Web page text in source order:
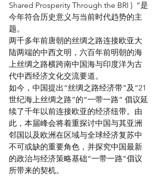
Shared Prosperity Through the BRI )  ”是
今年符合历史意义与当前时代趋势的主
题。
两千多年前唐朝的丝绸之路连接欧亚大
陆两端的中西文明，六百年前明朝的海
上丝绸之路横跨南中国海与印度洋为古
代中西经济文化交流要道。
如今，中国提出“丝绸之路经济带”及“21
世纪海上丝绸之路”的“一带一路” 倡议延
续了千年以前连接欧亚的经济纽带。由
此，本届峰会将着重探讨中国与其亚洲
邻国以及欧洲在区域与全球经济复苏中
不可或缺的重要角色，并探究中国最新
的政治与经济策略基础“一带一路”倡议
所带来的契机。